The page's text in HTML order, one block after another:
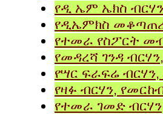
የዲ ኤም ኤክስ
የዲኤምክስ
የተመራ የስፖርት
የመዳረሻ ገንዳ
የሣር ፍራፍሬ
የዛፉ ብርሃን,
የተመራ ገመድ